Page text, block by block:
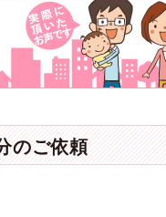
のご依頼